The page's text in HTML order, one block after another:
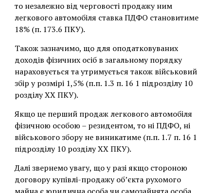
то незалежно від черговості продажу ним
легкового автомобіля ставка ПДФО становитиме
18% (п. 173.6 ПКУ).
Також зазначимо, що для оподатковуваних
доходів фізичних осіб в загальному порядку
нараховується та утримується також військовий
збір у розмірі 1,5% (п.п. 1.3 п. 16 1 підрозділу 10
розділу ХХ ПКУ).
Якщо це перший продаж легкового автомобіля
фізичною особою – резидентом, то ні ПДФО, ні
військового збору не виникатиме (п.п. 1.7 п. 16 1
підрозділу 10 розділу ХХ ПКУ).
Далі звернемо увагу, що у разі якщо стороною
договору купівлі-продажу об’єкта рухомого